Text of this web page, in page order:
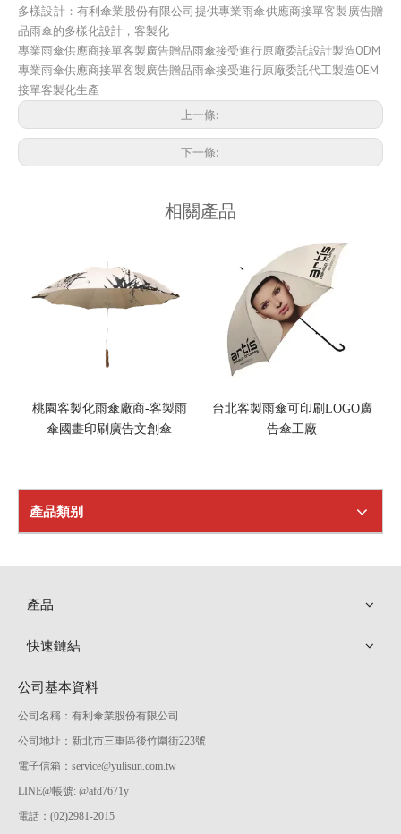
多樣設計：有利傘業股份有限公司提供專業雨傘供應商接單客製廣告贈
品雨傘的多樣化設計，客製化
專業雨傘供應商接單客製廣告贈品雨傘接受進行原廠委託設計製造ODM
專業雨傘供應商接單客製廣告贈品雨傘接受進行原廠委託代工製造OEM
接單客製化生產
上一條:
下一條:
相關產品
桃園客製化雨傘廠商-客製雨
傘國畫印刷廣告文創傘
台北客製雨傘可印刷LOGO廣
告傘工廠
產品類别
產品
快速鏈結
公司基本資料
公司名稱：有利傘業股份有限公司
公司地址：新北市三重區後竹圍街223號
電子信箱： service@yulisun.com.tw
LINE@帳號: @afd7671y
電話：(02)2981-2015